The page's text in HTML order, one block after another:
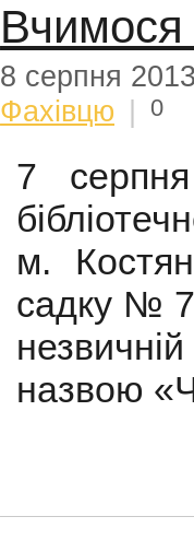
Вчимося
8 серпня
Фахівцю
0
7
м.
садку №
назвою